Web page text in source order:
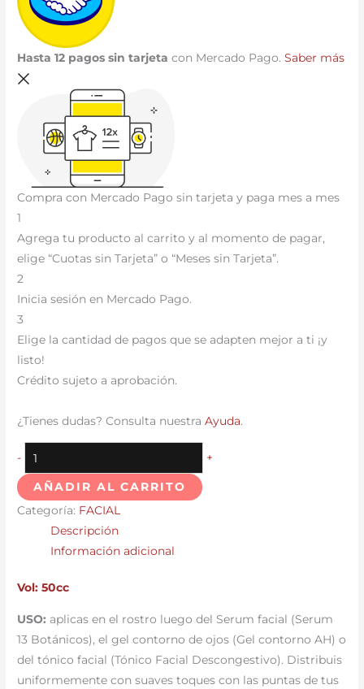
Hasta 12 pagos sin tarjeta con Mercado Pago. Saber más
Compra con Mercado Pago sin tarjeta y paga mes a mes
1
Agrega tu producto al carrito y al momento de pagar,
elige “Cuotas sin Tarjeta” o “Meses sin Tarjeta”.
2
Inicia sesión en Mercado Pago.
3
Elige la cantidad de pagos que se adapten mejor a ti ¡y
listo!
Crédito sujeto a aprobación.
¿Tienes dudas? Consulta nuestraAyuda.
- +
AÑADIR AL CARRITO
Categoría: FACIAL
Descripción
Información adicional
Vol:50cc
USO: aplicas en el rostro luego del Serum facial (Serum
13 Botánicos), el gel contorno de ojos (Gel contorno AH) o
del tónico facial (Tónico Facial Descongestivo). Distribuis
uniformemente con suaves toques con las puntas de tus